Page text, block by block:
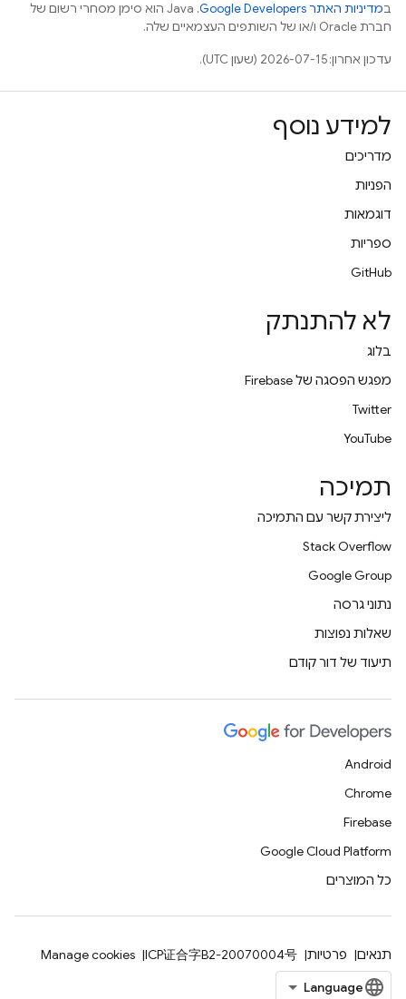
במדיניות האתר Google Developers‏
.‏ Java הוא סימן מסחרי רשום של
חברת Oracle ו/או של השותפים העצמאיים שלה.
עדכון אחרון: 2026-07-15 (שעון UTC).
למידע נוסף
מדריכים
הפניות
דוגמאות
ספריות
GitHub
לא להתנתק
בלוג
מפגש הפסגה של Firebase
Twitter
YouTube
תמיכה
ליצירת קשר עם התמיכה
Stack Overflow
Google Group
נתוני גרסה
שאלות נפוצות
תיעוד של דור קודם
Android
Chrome
Firebase
Google Cloud Platform
כל המוצרים
תנאים פרטיות ICP证合字B2-20070004号
Manage cookies